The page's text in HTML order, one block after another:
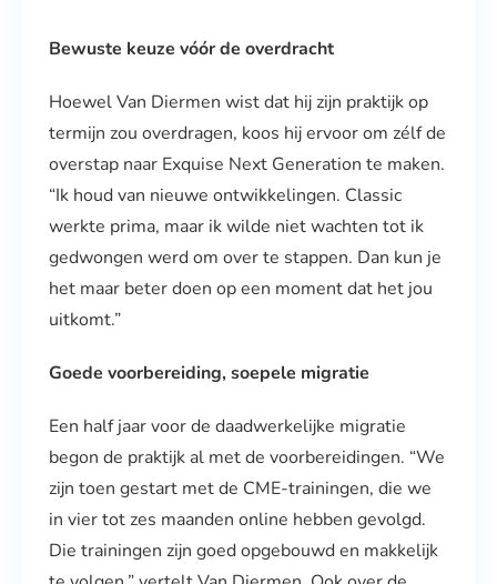
Bewuste keuze vóór de overdracht
Hoewel Van Diermen wist dat hij zijn praktijk op
termijn zou overdragen, koos hij ervoor om zélf de
overstap naar Exquise Next Generation te maken.
“Ik houd van nieuwe ontwikkelingen. Classic
werkte prima, maar ik wilde niet wachten tot ik
gedwongen werd om over te stappen. Dan kun je
het maar beter doen op een moment dat het jou
uitkomt.”
Goede voorbereiding, soepele migratie
Een half jaar voor de daadwerkelijke migratie
begon de praktijk al met de voorbereidingen. “We
zijn toen gestart met de CME-trainingen, die we
in vier tot zes maanden online hebben gevolgd.
Die trainingen zijn goed opgebouwd en makkelijk